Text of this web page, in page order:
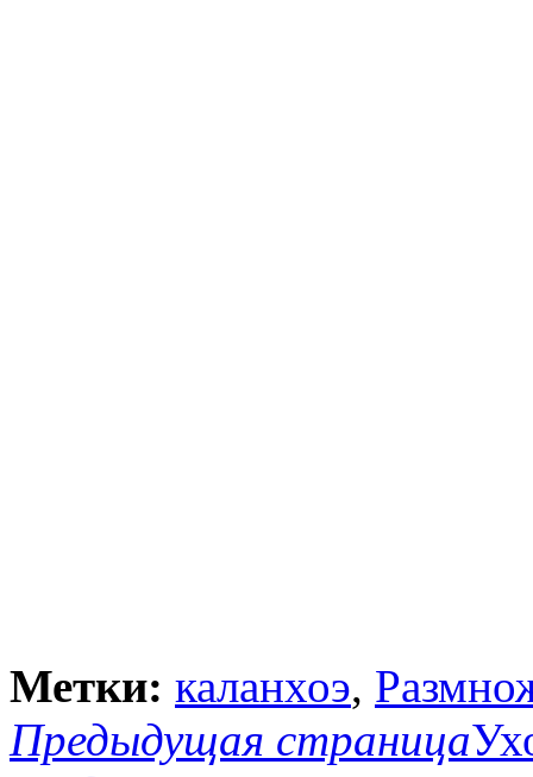
Метки: каланхоэ,
Предыдущая страница